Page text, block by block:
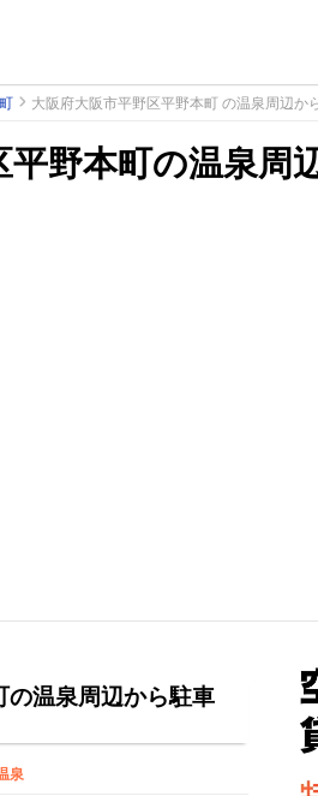
大阪府大阪市平野区平野本町 の温泉周辺か
平野本町の温泉周
の温泉周辺から駐車
泉